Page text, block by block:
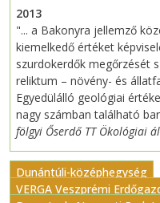
2013
"... a Bakonyra jellemző
kiemelkedő értéket
szurdokerdők megőrzését
reliktum – növény- és
Egyedülálló geológiai
nagy számban található
fölgyi Őserdő TT Ökológiai
Dunántúli-középhegység
VERGA Veszprémi